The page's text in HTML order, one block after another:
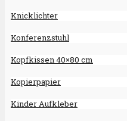
Knicklichter
Konferenzstuhl
Kopfkissen 40×80 cm
Kopierpapier
Kinder Aufkleber